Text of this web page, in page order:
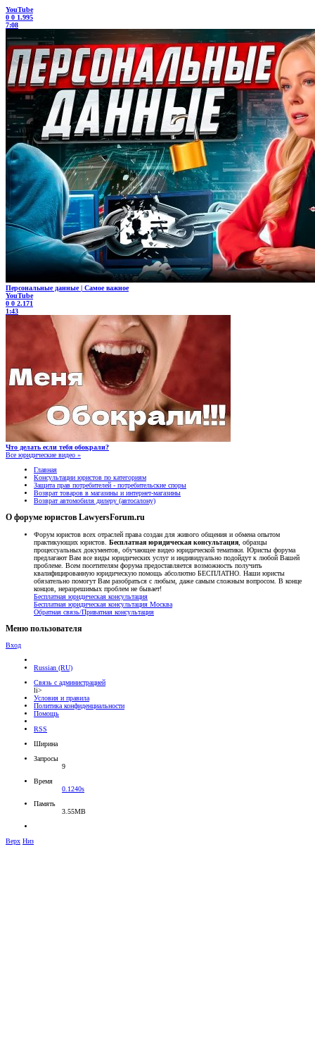
YouTube
0 0 1.995
7:08
Персональные данные | Самое важное
YouTube
0 0 2.171
1:43
Что делать если тебя обокрали?
Все юридические видео »
Главная
Консультации юристов по категориям
Защита прав потребителей - потребительские споры
Возврат товаров в магазины и интернет-магазины
Возврат автомобиля дилеру (автосалону)
О форуме юристов LawyersForum.ru
Форум юристов всех отраслей права создан для живого общения и обмена опытом
практикующих юристов. Бесплатная юридическая консультация , образцы
процессуальных документов, обучающее видео юридической тематики. Юристы форума
предлагают Вам все виды юридических услуг и индивидуально подойдут к любой Вашей
проблеме. Всем посетителям форума предоставляется возможность получить
квалифицированную юридическую помощь абсолютно БЕСПЛАТНО. Наши юристы
обязательно помогут Вам разобраться с любым, даже самым сложным вопросом. В конце
концов, неразрешимых проблем не бывает!
Бесплатная юридическая консультация
Бесплатная юридическая консультация Москва
Обратная связь/Приватная консультация
Меню пользователя
Вход
Russian (RU)
Связь с администрацией
li>
Условия и правила
Политика конфиденциальности
Помощь
RSS
Ширина
Запросы
9
Время
0.1240s
Память
3.55MB
Верх Низ